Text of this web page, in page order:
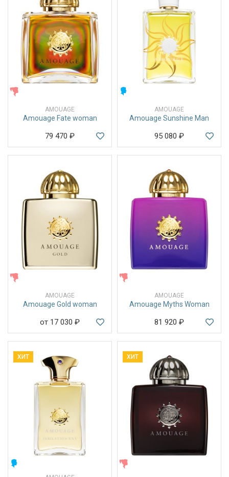
AMOUAGE
Amouage Fate woman
79 470 ₽
AMOUAGE
Amouage Sunshine Man
95 080 ₽
AMOUAGE
Amouage Gold woman
от 17 030 ₽
AMOUAGE
Amouage Myths Woman
81 920 ₽
ХИТ ХИТ